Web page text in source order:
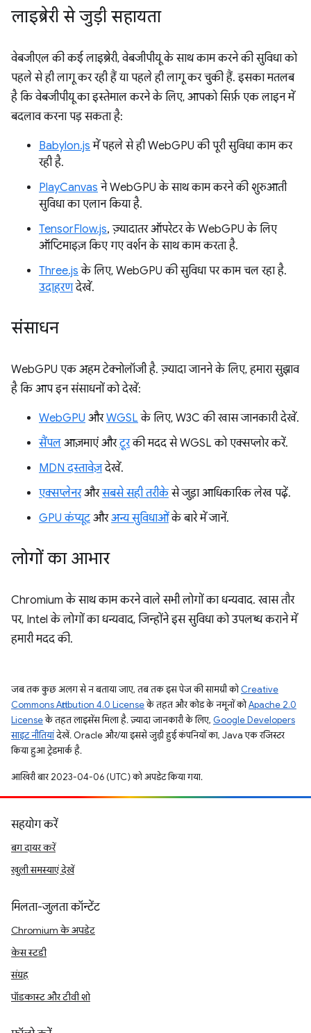
लाइब्रेरी से जुड़ी सहायता
वेबजीएल की कई लाइब्रेरी, वेबजीपीयू के साथ काम करने की सुविधा को
पहले से ही लागू कर रही हैं या पहले ही लागू कर चुकी हैं. इसका मतलब
है कि वेबजीपीयू का इस्तेमाल करने के लिए, आपको सिर्फ़ एक लाइन में
बदलाव करना पड़ सकता है:
Babylon.js में पहले से ही WebGPU की पूरी सुविधा काम कर
रही है.
PlayCanvas ने WebGPU के साथ काम करने की शुरुआती
सुविधा का एलान किया है.
TensorFlow.js, ज़्यादातर ऑपरेटर के WebGPU के लिए
ऑप्टिमाइज़ किए गए वर्शन के साथ काम करता है.
Three.js के लिए, WebGPU की सुविधा पर काम चल रहा है.
उदाहरणदेखें.
संसाधन
WebGPU एक अहम टेक्नोलॉजी है. ज़्यादा जानने के लिए, हमारा सुझाव
है कि आप इन संसाधनों को देखें:
WebGPU औरWGSL के लिए, W3C की खास जानकारी देखें.
सैंपल आज़माएं औरटूरकी मदद से WGSL को एक्सप्लोर करें.
MDN दस्तावेज़देखें.
एक्सप्लेनरऔरसबसे सही तरीकेसे जुड़ा आधिकारिक लेख पढ़ें.
GPU कंप्यूटऔरअन्य सुविधाओंके बारे में जानें.
लोगों का आभार
Chromium के साथ काम करने वाले सभी लोगों का धन्यवाद. खास तौर
पर, Intel के लोगों का धन्यवाद, जिन्होंने इस सुविधा को उपलब्ध कराने में
हमारी मदद की.
जब तक कुछ अलग से न बताया जाए, तब तक इस पेज की सामग्री कोCreative
Commons Attribution 4.0 Licenseके तहत और कोड के नमूनों कोApache 2.0
Licenseके तहत लाइसेंस मिला है. ज़्यादा जानकारी के लिए, Google Developers
साइट नीतियांदेखें. Oracle और/या इससे जुड़ी हुई कंपनियों का, Java एक रजिस्टर
किया हुआ ट्रेडमार्क है.
आखिरी बार 2023-04-06 (UTC) को अपडेट किया गया.
सहयोग करें
बग दायर करें
खुली समस्याएं देखें
मिलता-जुलता कॉन्टेंट
Chromium के अपडेट
केस स्टडी
संग्रह
पॉडकास्ट और टीवी शो